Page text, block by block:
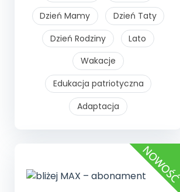
Dzień Mamy
Dzień Taty
Dzień Rodziny
Lato
Wakacje
Edukacja patriotyczna
Adaptacja